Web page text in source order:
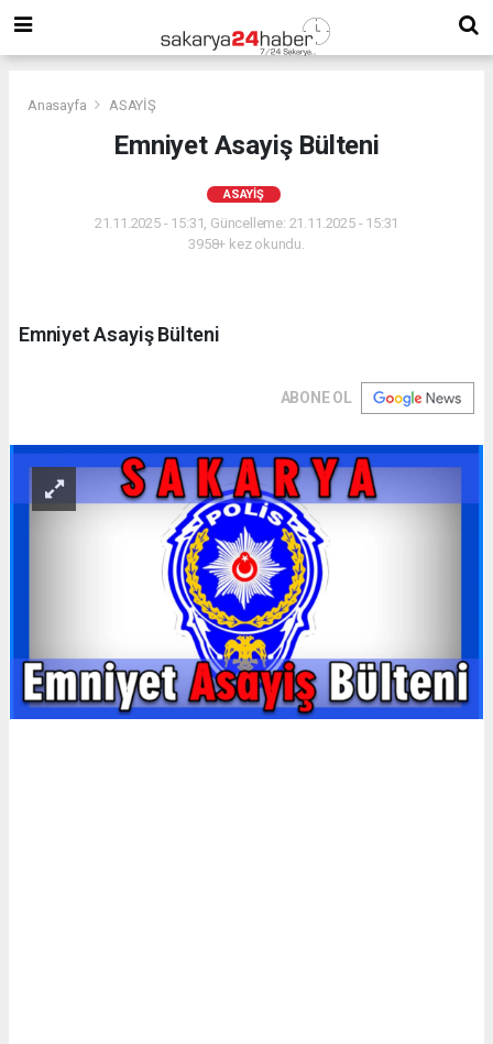
Anasayfa ASAYİŞ
Emniyet Asayiş Bülteni
ASAYİŞ
21.11.2025 - 15:31, Güncelleme: 21.11.2025 - 15:31
3958+ kez okundu.
Emniyet Asayiş Bülteni
ABONE OL